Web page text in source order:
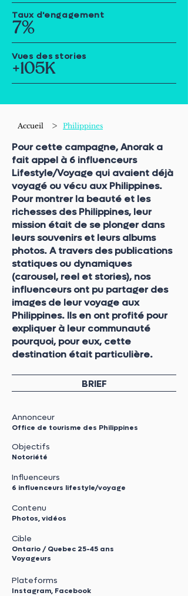
Taux d'engagement
7%
Vues des stories
+105K
Accueil > Philippines
Pour cette campagne, Anorak a
fait appel à 6 influenceurs
Lifestyle/Voyage qui avaient déjà
voyagé ou vécu aux Philippines.
Pour montrer la beauté et les
richesses des Philippines, leur
mission était de se plonger dans
leurs souvenirs et leurs albums
photos. A travers des publications
statiques ou dynamiques
(carousel, reel et stories), nos
influenceurs ont pu partager des
images de leur voyage aux
Philippines. Ils en ont profité pour
expliquer à leur communauté
pourquoi, pour eux, cette
destination était particulière.
BRIEF
Annonceur
Office de tourisme des Philippines
Objectifs
Notoriété
Influenceurs
6 influenceurs lifestyle/voyage
Contenu
Photos, vidéos
Cible
Ontario / Quebec 25-45 ans
Voyageurs
Plateforms
Instagram, Facebook